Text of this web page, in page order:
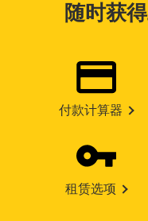
随时获
付款计算器
租赁选项